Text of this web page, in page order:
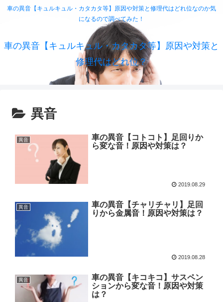
車の異音【キュルキュル・カタカタ等】原因や対策と修理代はどれ位なのか気
になるので調べてみた！
車の異音【キュルキュル・カタカタ等】原因や対策と
修理代はどれ位？
異音
異音
車の異音【コトコト】足回りか
ら変な音！原因や対策は？
2019.08.29
異音
車の異音【チャリチャリ】足回
りから金属音！原因や対策は？
2019.08.28
異音
車の異音【キコキコ】サスペン
ションから変な音！原因や対策
は？